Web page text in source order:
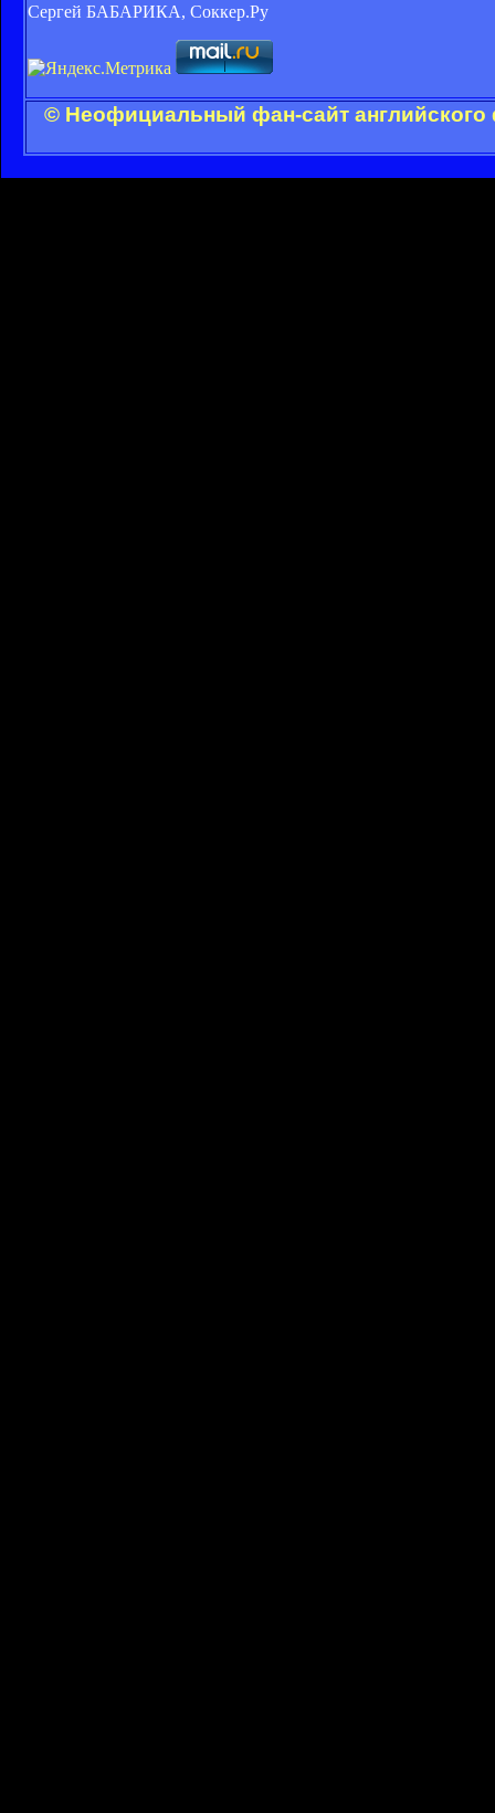
Сергей БАБАРИКА, Соккер.Ру
© Неофициальный фан-сайт английского